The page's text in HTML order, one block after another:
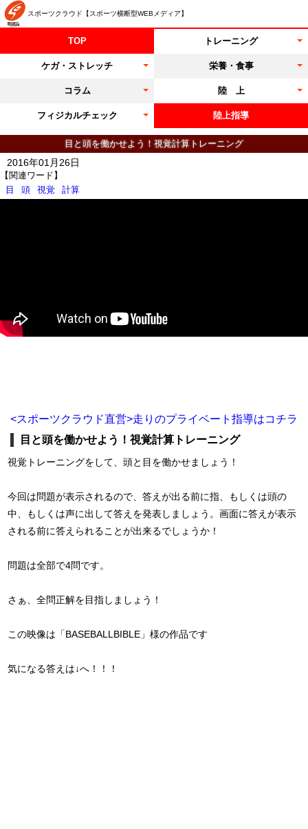
スポーツクラウド【スポーツ横断型WEBメディア】
TOP トレーニング
ケガ・ストレッチ 栄養・食事
コラム 陸 上
フィジカルチェック 陸上指導
目と頭を働かせよう！視覚計算トレーニング
【関連ワード】
目
頭 視覚 計算
2016年01月26日
<スポーツクラウド直営>走りのプライベート指導はコチラ
目と頭を働かせよう！視覚計算トレーニング
視覚トレーニングをして、頭と目を働かせましょう！
今回は問題が表示されるので、答えが出る前に指、もしくは頭の
中、もしくは声に出して答えを発表しましょう。画面に答えが表示
される前に答えられることが出来るでしょうか！
問題は全部で4問です。
さぁ、全問正解を目指しましょう！
この映像は「BASEBALLBIBLE」様の作品です
気になる答えは↓へ！！！